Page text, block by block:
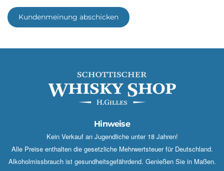
Kundenmeinung abschicken
Hinweise
Kein Verkauf an Jugendliche unter 18 Jahren!
Alle Preise enthalten die gesetzliche Mehrwertsteuer für Deutschland.
Alkoholmissbrauch ist gesundheitsgefährdend. Genießen Sie in Maßen.